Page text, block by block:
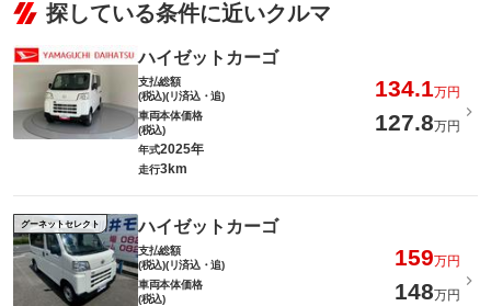
探している条件に近いクルマ
ハイゼットカーゴ
支払総額
(税込)(リ済込・追)
134.1万円
車両本体価格
(税込)
127.8万円
年式2025年
走行3km
グーネットセレクト ハイゼットカーゴ
支払総額
(税込)(リ済込・追)
159万円
車両本体価格
(税込)
148万円